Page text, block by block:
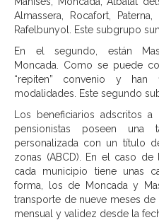
Almassera, Rocafort,
Rafelbunyol. Este subgrupo
En el segundo, están
Moncada. Como se puede
“repiten” convenio y
modalidades. Este segundo
Los beneficiarios adscritos
pensionistas poseen una
personalizada con un título
zonas (ABCD). En el caso de
cada municipio tiene unas
forma, los de Moncada y
transporte de nueve meses
mensual y validez desde la